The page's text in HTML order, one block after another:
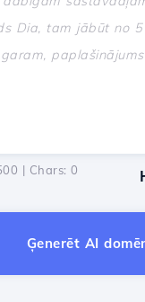
| Chars: 0
Ģenerēt AI